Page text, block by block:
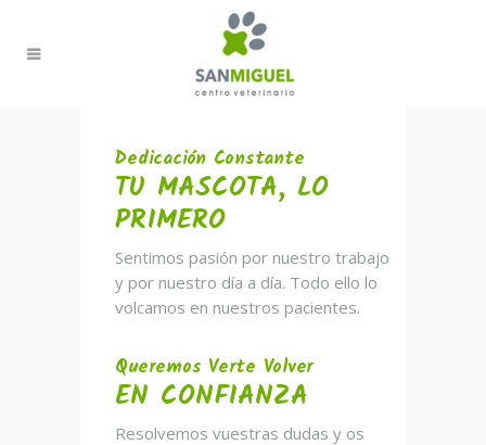
Dedicación Constante
TU MASCOTA, LO
PRIMERO
Sentimos pasión por nuestro trabajo
y por nuestro día a día. Todo ello lo
volcamos en nuestros pacientes.
Queremos Verte Volver
EN CONFIANZA
Resolvemos vuestras dudas y os